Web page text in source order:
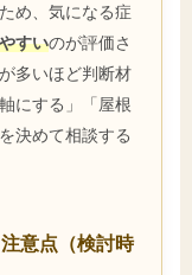
め、気になる症
すいのが評価さ
多いほど判断材
にする」「屋根
決めて相談する
意点（検討時